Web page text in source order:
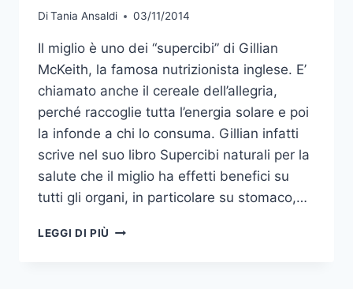
DiTania Ansaldi 03/11/2014
Il miglio è uno dei “supercibi” di Gillian
McKeith, la famosa nutrizionista inglese. E’
chiamato anche il cereale dell’allegria,
perché raccoglie tutta l’energia solare e poi
la infonde a chi lo consuma. Gillian infatti
scrive nel suo libro Supercibi naturali per la
salute che il miglio ha effetti benefici su
tutti gli organi, in particolare su stomaco,…
LEGGI DI PIÙ MIGLIO: